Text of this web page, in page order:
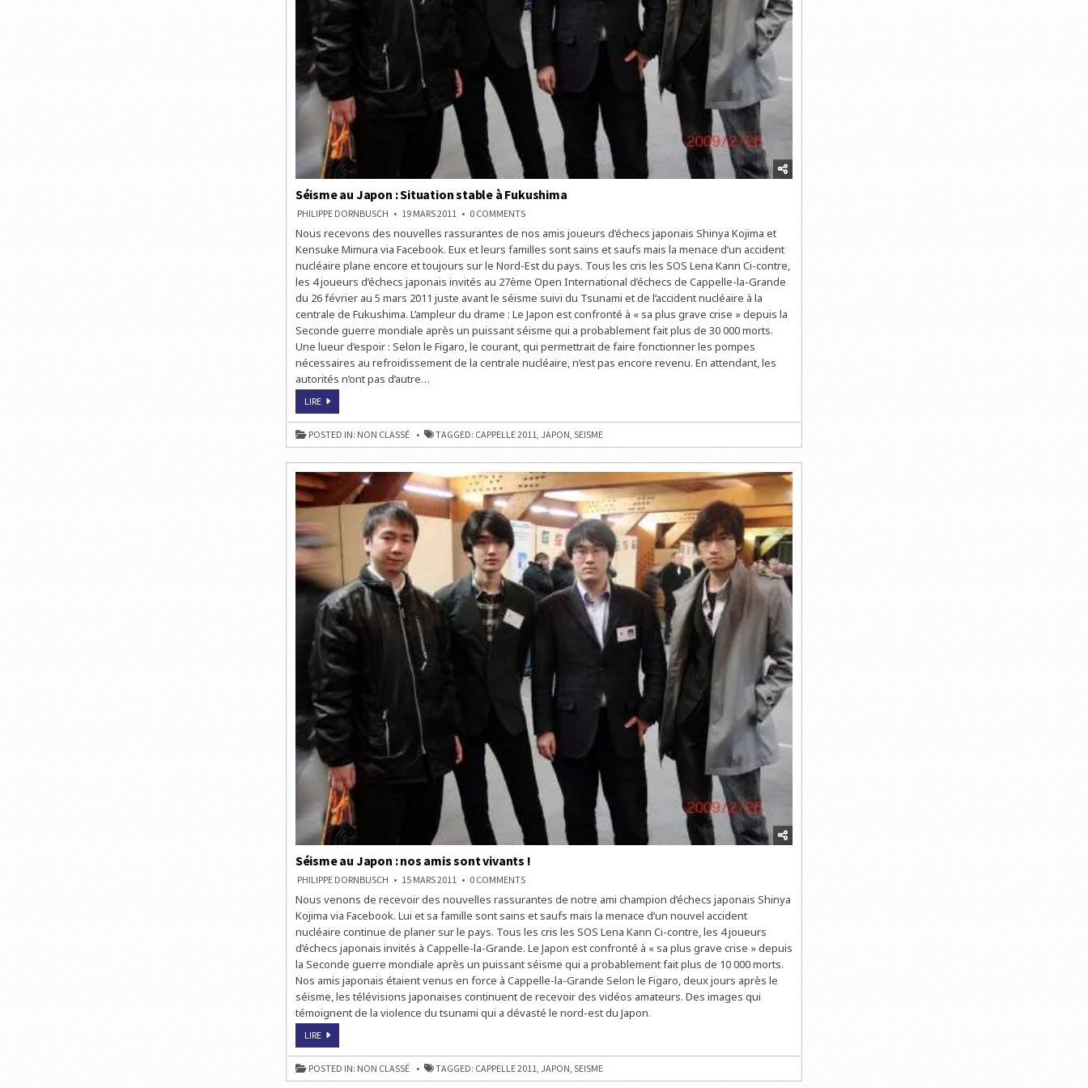
Séisme au Japon : Situation stable à Fukushima
PHILIPPE DORNBUSCH 19 MARS 2011 0 COMMENTSON
AU
JAPON
:
SITUATION
STABLE
À
FUKUSHIMA
Nous recevons des nouvelles rassurantes de nos amis joueurs d’échecs japonais Shinya Kojima et
Kensuke Mimura via Facebook. Eux et leurs familles sont sains et saufs mais la menace d’un accident
nucléaire plane encore et toujours sur le Nord-Est du pays. Tous les cris les SOS Lena Kann Ci-contre,
les 4 joueurs d’échecs japonais invités au 27ème Open International d’échecs de Cappelle-la-Grande
du 26 février au 5 mars 2011 juste avant le séisme suivi du Tsunami et de l’accident nucléaire à la
centrale de Fukushima. L’ampleur du drame : Le Japon est confronté à « sa plus grave crise » depuis la
Seconde guerre mondiale après un puissant séisme qui a probablement fait plus de 30 000 morts.
Une lueur d’espoir : Selon le Figaro, le courant, qui permettrait de faire fonctionner les pompes
nécessaires au refroidissement de la centrale nucléaire, n’est pas encore revenu. En attendant, les
autorités n’ont pas d’autre…
LIRESÉISME
JAPON
:
SITUATION
STABLE
POSTED IN: NON CLASSÉ TAGGED: CAPPELLE 2011 JAPON SEISME
Séisme au Japon : nos amis sont vivants !
PHILIPPE DORNBUSCH 15 MARS 2011 0 COMMENTSON
AU
JAPON
:
NOS
AMIS
SONT
VIVANTS
!
Nous venons de recevoir des nouvelles rassurantes de notre ami champion d’échecs japonais Shinya
Kojima via Facebook. Lui et sa famille sont sains et saufs mais la menace d’un nouvel accident
nucléaire continue de planer sur le pays. Tous les cris les SOS Lena Kann Ci-contre, les 4 joueurs
d’échecs japonais invités à Cappelle-la-Grande. Le Japon est confronté à « sa plus grave crise » depuis
la Seconde guerre mondiale après un puissant séisme qui a probablement fait plus de 10 000 morts.
Nos amis japonais étaient venus en force à Cappelle-la-Grande Selon le Figaro, deux jours après le
séisme, les télévisions japonaises continuent de recevoir des vidéos amateurs. Des images qui
témoignent de la violence du tsunami qui a dévasté le nord-est du Japon.
LIRESÉISME
JAPON
:
NOS
AMIS
POSTED IN: NON CLASSÉ TAGGED: CAPPELLE 2011 JAPON SEISME